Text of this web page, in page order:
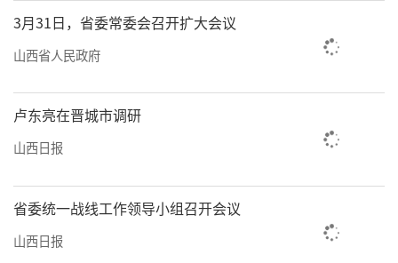
交流，让山西非遗品牌走出去；推动传统技
艺、表演艺术等门类非遗项目进校园、进社
区、进企业、进景区等，加强社会宣传推广和
合作交流，使优秀传统文化得以弘扬。
2023年5月，以“推进非遗创新发展·铸就
文化产业繁荣”为主题，第三届山西非物质文
化遗产博览会暨工艺美术产品博览交易会在平
遥古城举办。至此，我省已经连续三届举办非
3月31日，省委常委会召开扩大会议
山西省人民政府
卢东亮在晋城市调研
山西日报
省委统一战线工作领导小组召开会议
山西日报